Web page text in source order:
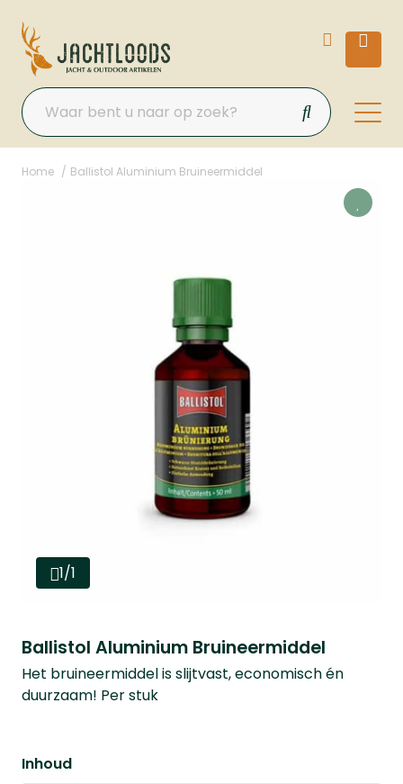
Home Ballistol Aluminium Bruineermiddel
1/1
Ballistol Aluminium Bruineermiddel
Het bruineermiddel is slijtvast, economisch én
duurzaam! Per stuk
Inhoud